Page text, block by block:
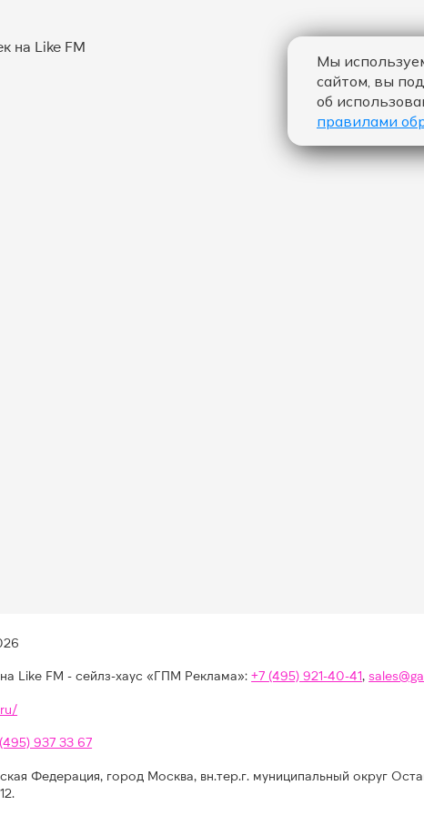
на Like FM - сейлз-хаус «ГПМ Реклама»:+7 (495) 921-40-41,
937 33 67
Федерация, город Москва, вн.тер.г. муниципальный округ
Мы
сайтом, вы
об
правилами